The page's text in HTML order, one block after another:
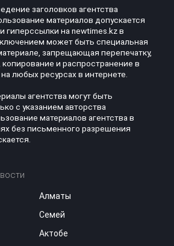
заголовков агентства
материалов допускается
гиперссылки на newtimes.kz в
может быть специальная
запрещающая перепечатку,
и распространение в
любых ресурсах в интернете.
агентства могут быть
с указанием авторства
материалов агентства в
без письменного разрешения
Алматы
Семей
Актобе